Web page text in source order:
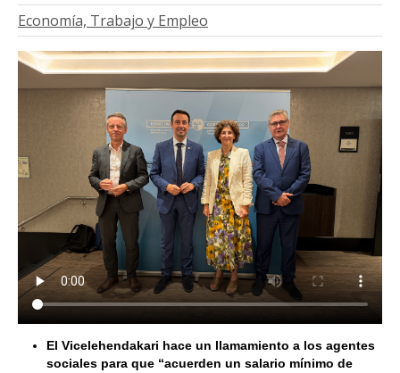
Economía, Trabajo y Empleo
El Vicelehendakari hace un llamamiento a los agentes
sociales para que “acuerden un salario mínimo de